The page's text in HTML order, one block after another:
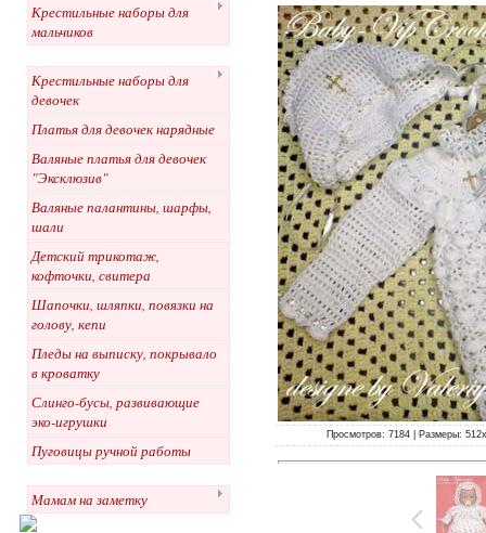
Крестильные наборы для
мальчиков
Крестильные наборы для
девочек
Платья для девочек нарядные
Валяные платья для девочек
"Эксклюзив"
Валяные палантины, шарфы,
шали
Детский трикотаж,
кофточки, свитера
Шапочки, шляпки, повязки на
голову, кепи
Пледы на выписку, покрывало
в кроватку
Слинго-бусы, развивающие
эко-игрушки
Пуговицы ручной работы
Мамам на заметку
Просмотров: 7184 | Размеры: